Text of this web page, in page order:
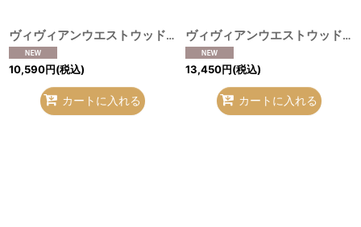
ヴィヴィアンウエストウッド MAN 中古 / ネクタイ 黒 H-26-08-09-039-gd-OD-ZH
10,590円(税込)
カートに入れる
ヴィヴィアンウエストウッド 中古 / オーブマフラー 茶ｘ青 H-26-08-09-022-gd-OD-ZH
13,450円(税込)
カートに入れる